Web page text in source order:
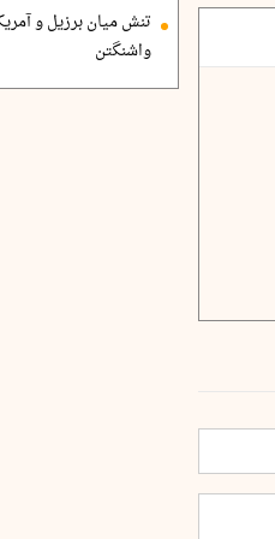
تنش میان برزیل و
واشنگتن